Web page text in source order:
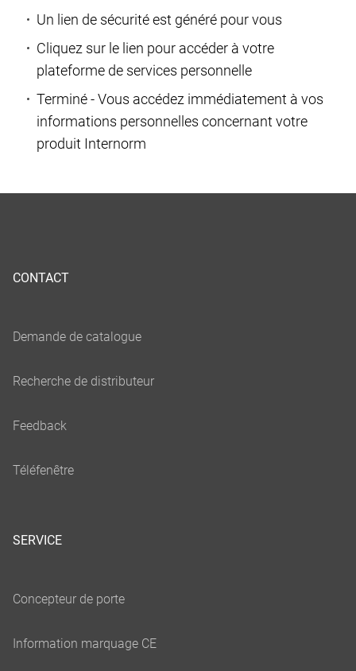
Un lien de sécurité est généré pour vous
Cliquez sur le lien pour accéder à votre
plateforme de services personnelle
Terminé - Vous accédez immédiatement à vos
informations personnelles concernant votre
produit Internorm
CONTACT
SERVICE